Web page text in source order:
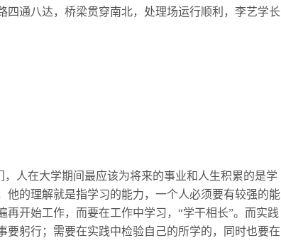
通八达，桥梁贯穿南北，处理场运行顺利，李艺学长
人在大学期间最应该为将来的事业和人生积累的是学
的理解就是指学习的能力，一个人必须要有较强的能
开始工作，而要在工作中学习，“学干相长”。而实践
躬行；需要在实践中检验自己的所学的，同时也要在